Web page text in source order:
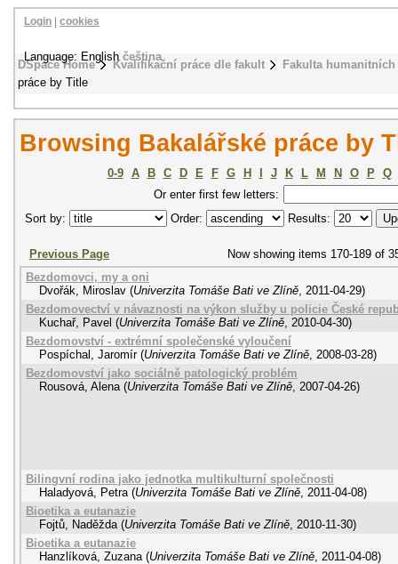
DSpace Home Kvalifikační práce dle fakult
Fakulta
práce by Title
Login cookies
Language: Englishčeština
Browsing Bakalářské práce by
0-9 A B C D E F G H J K L M N O P
Q
Or enter first few letters:
Sort by:
Order: Results:
Previous Page
Now showing items 170-189 of
Bezdomovci, my a oni
Dvořák, Miroslav (Univerzita Tomáše Bati ve Zlíně, 2011-04-29)
Bezdomovectví v návaznosti na výkon služby u policie České
Kuchař, Pavel (Univerzita Tomáše Bati ve Zlíně, 2010-04-30)
Bezdomovství - extrémní společenské vyloučení
Pospíchal, Jaromír (Univerzita Tomáše Bati ve Zlíně, 2008-03-28)
Bezdomovství jako sociálně patologický problém
Rousová, Alena (Univerzita Tomáše Bati ve Zlíně, 2007-04-26)
Bilingvní rodina jako jednotka multikulturní společnosti
Haladyová, Petra (Univerzita Tomáše Bati ve Zlíně, 2011-04-08)
Bioetika a eutanazie
Fojtů, Naděžda (Univerzita Tomáše Bati ve Zlíně, 2010-11-30)
Bioetika a eutanazie
Hanzlíková, Zuzana (Univerzita Tomáše Bati ve Zlíně, 2011-04-08)